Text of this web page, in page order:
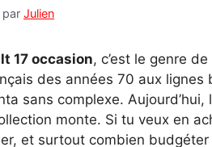
par Julien
17 occasion, c’est le genre
des années 70 aux
sans complexe.
monte. Si tu veux en
et surtout combien